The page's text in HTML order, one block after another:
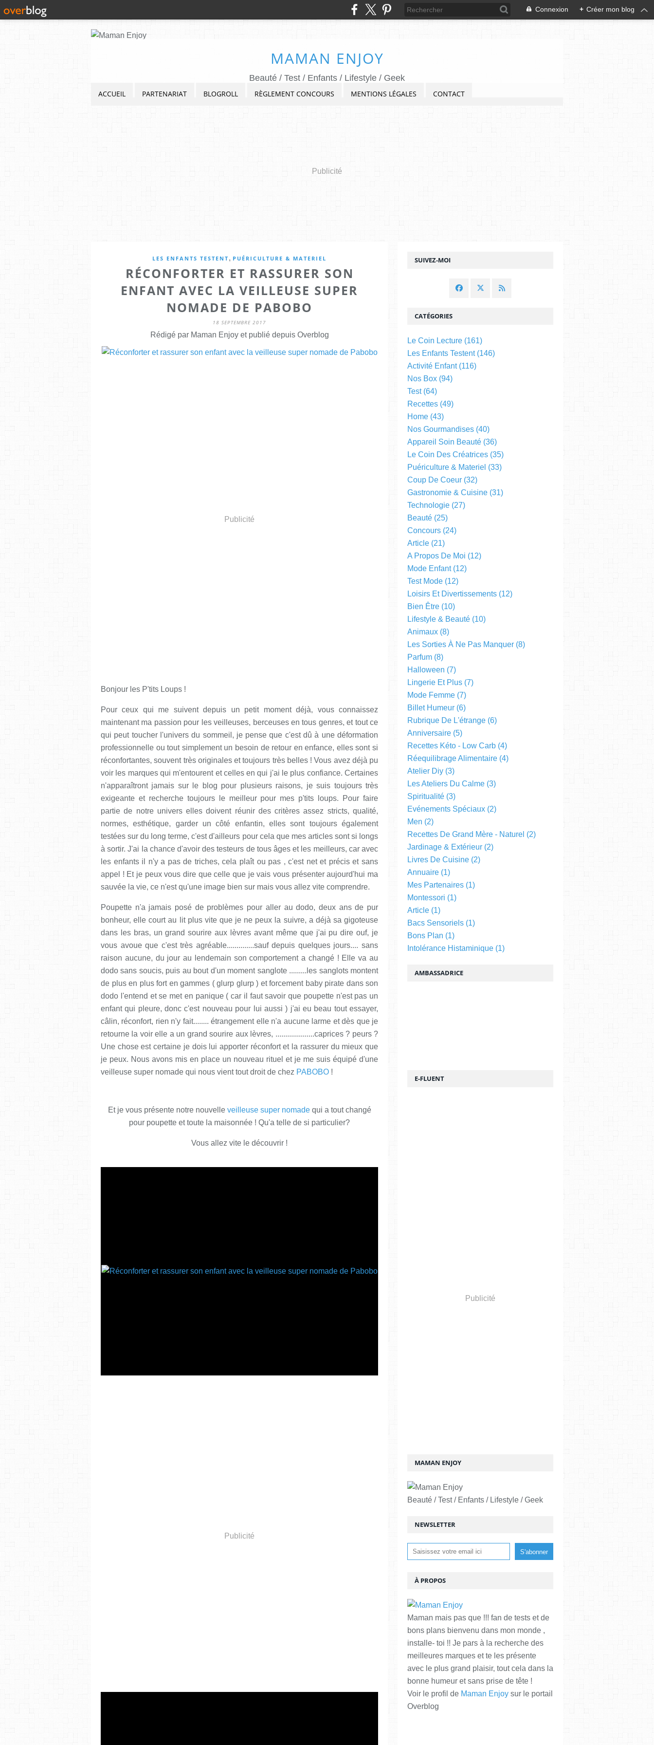
Connexion + Créer mon blog
MAMAN ENJOY
Beauté / Test / Enfants / Lifestyle / Geek
ACCUEIL PARTENARIAT BLOGROLL RÈGLEMENT CONCOURS MENTIONS LÉGALES CONTACT
Publicité
LES ENFANTS TESTENT, PUÉRICULTURE & MATERIEL
RÉCONFORTER ET RASSURER SON
ENFANT AVEC LA VEILLEUSE SUPER
NOMADE DE PABOBO
18 SEPTEMBRE 2017
Rédigé par Maman Enjoy et publié depuis Overblog
Publicité
Bonjour les P'tits Loups !
Pour ceux qui me suivent depuis un petit moment déjà, vous connaissez
maintenant ma passion pour les veilleuses, berceuses en tous genres, et tout ce
qui peut toucher l'univers du sommeil, je pense que c'est dû à une déformation
professionnelle ou tout simplement un besoin de retour en enfance, elles sont si
réconfortantes, souvent très originales et toujours très belles ! Vous avez déjà pu
voir les marques qui m'entourent et celles en qui j'ai le plus confiance. Certaines
n'apparaîtront jamais sur le blog pour plusieurs raisons, je suis toujours très
exigeante et recherche toujours le meilleur pour mes p'tits loups. Pour faire
partie de notre univers elles doivent réunir des critères assez stricts, qualité,
normes, esthétique, garder un côté enfantin, elles sont toujours également
testées sur du long terme, c'est d'ailleurs pour cela que mes articles sont si longs
à sortir. J'ai la chance d'avoir des testeurs de tous âges et les meilleurs, car avec
les enfants il n'y a pas de triches, cela plaît ou pas , c'est net et précis et sans
appel ! Et je peux vous dire que celle que je vais vous présenter aujourd'hui ma
sauvée la vie, ce n'est qu'une image bien sur mais vous allez vite comprendre.
Poupette n'a jamais posé de problèmes pour aller au dodo, deux ans de pur
bonheur, elle court au lit plus vite que je ne peux la suivre, a déjà sa gigoteuse
dans les bras, un grand sourire aux lèvres avant même que j'ai pu dire ouf, je
vous avoue que c'est très agréable..............sauf depuis quelques jours.... sans
raison aucune, du jour au lendemain son comportement a changé ! Elle va au
dodo sans soucis, puis au bout d'un moment sanglote .........les sanglots montent
de plus en plus fort en gammes ( glurp glurp ) et forcement baby pirate dans son
dodo l'entend et se met en panique ( car il faut savoir que poupette n'est pas un
enfant qui pleure, donc c'est nouveau pour lui aussi ) j'ai eu beau tout essayer,
câlin, réconfort, rien n'y fait........ étrangement elle n'a aucune larme et dès que je
retourne la voir elle a un grand sourire aux lèvres, ....................caprices ? peurs ?
Une chose est certaine je dois lui apporter réconfort et la rassurer du mieux que
je peux. Nous avons mis en place un nouveau rituel et je me suis équipé d'une
veilleuse super nomade qui nous vient tout droit de chez PABOBO !
Et je vous présente notre nouvelle veilleuse super nomadequi a tout changé
pour poupette et toute la maisonnée ! Qu'a telle de si particulier?
Vous allez vite le découvrir !
Publicité
Publicité
NEWSLETTER
SUIVEZ-MOI
MAMAN ENJOY
Beauté / Test / Enfants / Lifestyle / Geek
À PROPOS
Maman mais pas que !!! fan de tests et de
bons plans bienvenu dans mon monde ,
installe- toi !! Je pars à la recherche des
meilleures marques et te les présente
avec le plus grand plaisir, tout cela dans la
bonne humeur et sans prise de tête !
Voir le profil de Maman Enjoy sur le portail
Overblog
CATÉGORIES
Le Coin Lecture (161)
Les Enfants Testent(146)
Activité Enfant(116)
Nos Box (94)
Test(64)
Recettes (49)
Home (43)
Nos Gourmandises (40)
Appareil Soin Beauté (36)
Le Coin Des Créatrices (35)
Puériculture & Materiel (33)
Coup De Coeur (32)
Gastronomie & Cuisine (31)
Technologie (27)
Beauté (25)
Concours (24)
Article (21)
A Propos De Moi (12)
Mode Enfant(12)
Test Mode (12)
Loisirs Et Divertissements (12)
Bien Être (10)
Lifestyle & Beauté (10)
Animaux (8)
Les Sorties À Ne Pas Manquer (8)
Parfum (8)
Halloween (7)
Lingerie Et Plus (7)
Mode Femme (7)
Billet Humeur (6)
Rubrique De L'étrange (6)
Anniversaire (5)
Recettes Kéto - Low Carb (4)
Réequilibrage Alimentaire (4)
Atelier Diy (3)
Les Ateliers Du Calme (3)
Spiritualité (3)
Evénements Spéciaux (2)
Men (2)
Recettes De Grand Mère - Naturel (2)
Jardinage & Extérieur (2)
Livres De Cuisine (2)
Annuaire (1)
Mes Partenaires (1)
Montessori (1)
Article (1)
Bacs Sensoriels (1)
Bons Plan (1)
Intolérance Histaminique (1)
AMBASSADRICE
E-FLUENT